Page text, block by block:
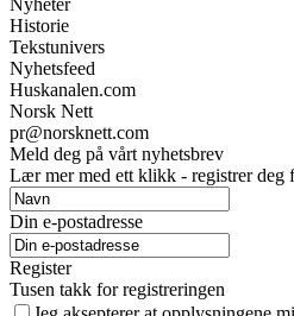
Nyheter
Historie
Tekstunivers
Nyhetsfeed
Huskanalen.com
Norsk Nett
pr@norsknett.com
Meld deg på vårt nyhetsbrev
Lær mer med ett klikk - registrer deg
Din e-postadresse
Register
Tusen takk for registreringen